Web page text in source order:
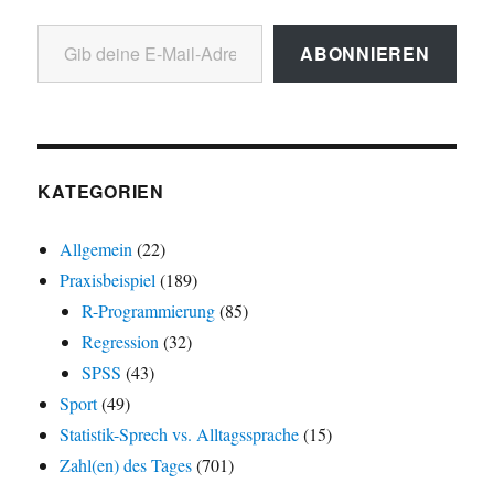
Gib deine E-Mail-Adresse ein ...
ABONNIEREN
KATEGORIEN
Allgemein (22)
Praxisbeispiel (189)
R-Programmierung(85)
Regression (32)
SPSS (43)
Sport(49)
Statistik-Sprech vs. Alltagssprache(15)
Zahl(en) des Tages(701)